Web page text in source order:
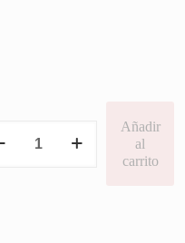
Añadir
al
carrito